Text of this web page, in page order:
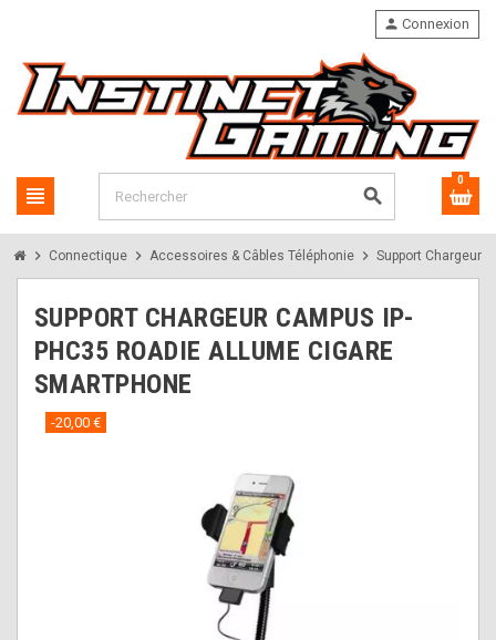
view_headline search
person Connexion
0
chevron_right Connectique chevron_right Accessoires & Câbles Téléphonie chevron_right Support Chargeur
SUPPORT CHARGEUR CAMPUS IP-
PHC35 ROADIE ALLUME CIGARE
SMARTPHONE
-20,00 €